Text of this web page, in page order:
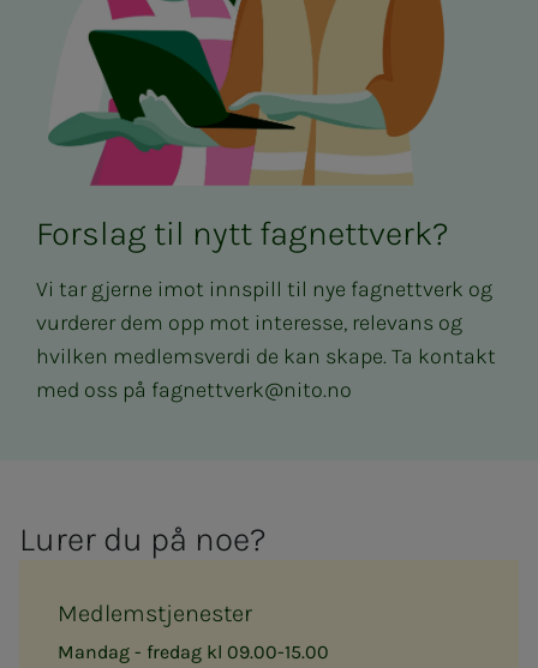
Forslag til nytt fagnettverk?
Vi tar gjerne imot innspill til nye fagnettverk og
vurderer dem opp mot interesse, relevans og
hvilken medlemsverdi de kan skape. Ta kontakt
med oss på fagnettverk@nito.no
Lu­­­rer du på noe?
Medlemstjenester
Mandag - fredag kl 09.00-15.00